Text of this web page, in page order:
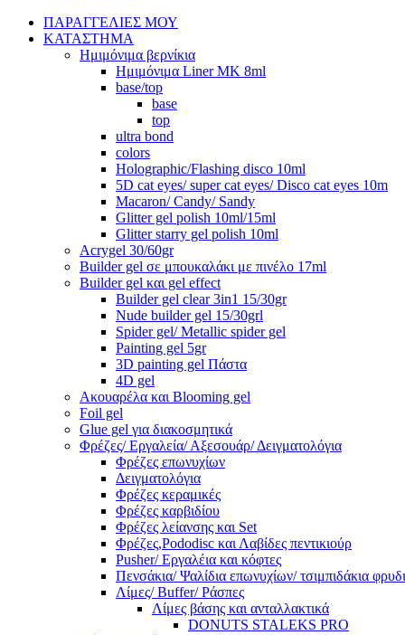
ΠΑΡΑΓΓΕΛΙΕΣ ΜΟΥ
ΚΑΤΑΣΤΗΜΑ
Ημιμόνιμα βερνίκια
Ημιμόνιμα Liner ΜΚ 8ml
base/top
base
top
ultra bond
colors
Holographic/Flashing disco 10ml
5D cat eyes/ super cat eyes/ Disco cat eyes 10m
Macaron/ Candy/ Sandy
Glitter gel polish 10ml/15ml
Glitter starry gel polish 10ml
Acrygel 30/60gr
Builder gel σε μπουκαλάκι με πινέλο 17ml
Builder gel και gel effect
Builder gel clear 3in1 15/30gr
Nude builder gel 15/30grl
Spider gel/ Metallic spider gel
Painting gel 5gr
3D painting gel Πάστα
4D gel
Ακουαρέλα και Blooming gel
Foil gel
Glue gel για διακοσμητικά
Φρέζες/ Εργαλεία/ Αξεσουάρ/ Δειγματολόγια
Φρέζες επωνυχίων
Δειγματολόγια
Φρέζες κεραμικές
Φρέζες καρβιδίου
Φρέζες λείανσης και Set
Φρέζες,Pododisc και Λαβίδες πεντικιούρ
Pusher/ Εργαλέια και κόφτες
Πενσάκια/ Ψαλίδια επωνυχίων/ τσιμπιδάκια
Λίμες/ Buffer/ Ράσπες
Λίμες βάσης και ανταλλακτικά
DONUTS STALEKS PRO